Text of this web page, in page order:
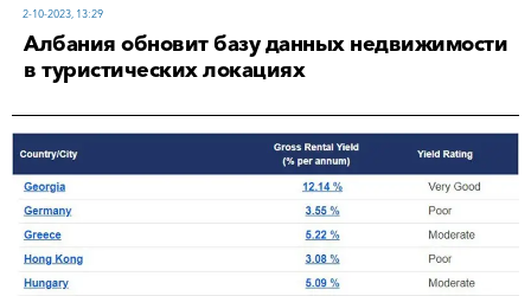
2-10-2023, 13:29
Албания обновит базу данных недвижимости
в туристических локациях